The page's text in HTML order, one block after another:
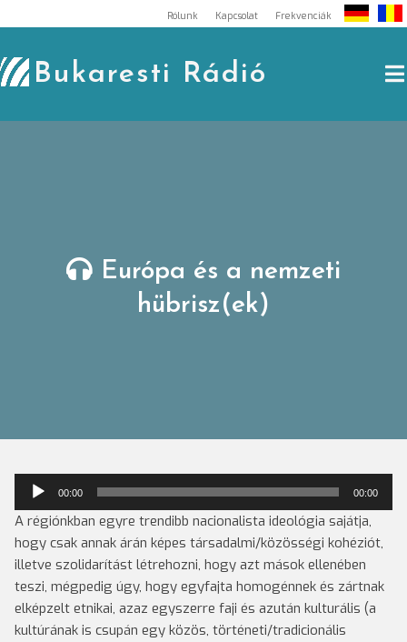
to
content
Rólunk Kapcsolat Frekvenciák
Bukaresti Rádió
Európa és a nemzeti
hübrisz(ek)
Audió
lejátszó
00:00 00:00
A régiónkban egyre trendibb nacionalista ideológia sajátja,
hogy csak annak árán képes társadalmi/közösségi kohéziót,
illetve szolidarítást létrehozni, hogy azt mások ellenében
teszi, mégpedig úgy, hogy egyfajta homogénnek és zártnak
elképzelt etnikai, azaz egyszerre faji és azután kulturális (a
kultúrának is csupán egy közös, történeti/tradicionális